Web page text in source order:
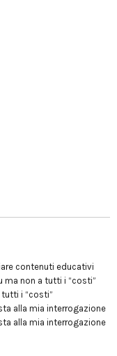
contenuti educativi
ma non a tutti i “costi”
i “costi”
alla mia interrogazione
alla mia interrogazione